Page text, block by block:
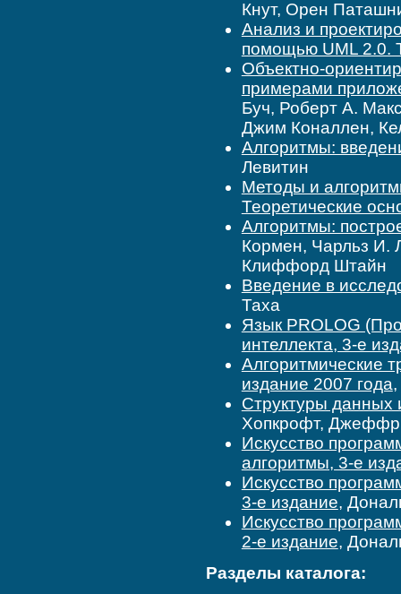
Кнут, Орен
Анализ и
помощью UML 2.0.
Объектно-
примерами
Буч, Роберт А.
Джим Коналлен,
Алгоритмы:
Левитин
Методы и
Теоретические
Алгоритмы:
Кормен, Чарльз И.
Клиффорд Штайн
Введение в
Таха
Язык PROLOG
интеллекта, 3-е
Алгоритмические
издание 2007 года,
Структуры данных
Хопкрофт,
Искусство
алгоритмы, 3-е
Искусство
3-е издание,
Искусство
2-е издание,
Разделы каталога: